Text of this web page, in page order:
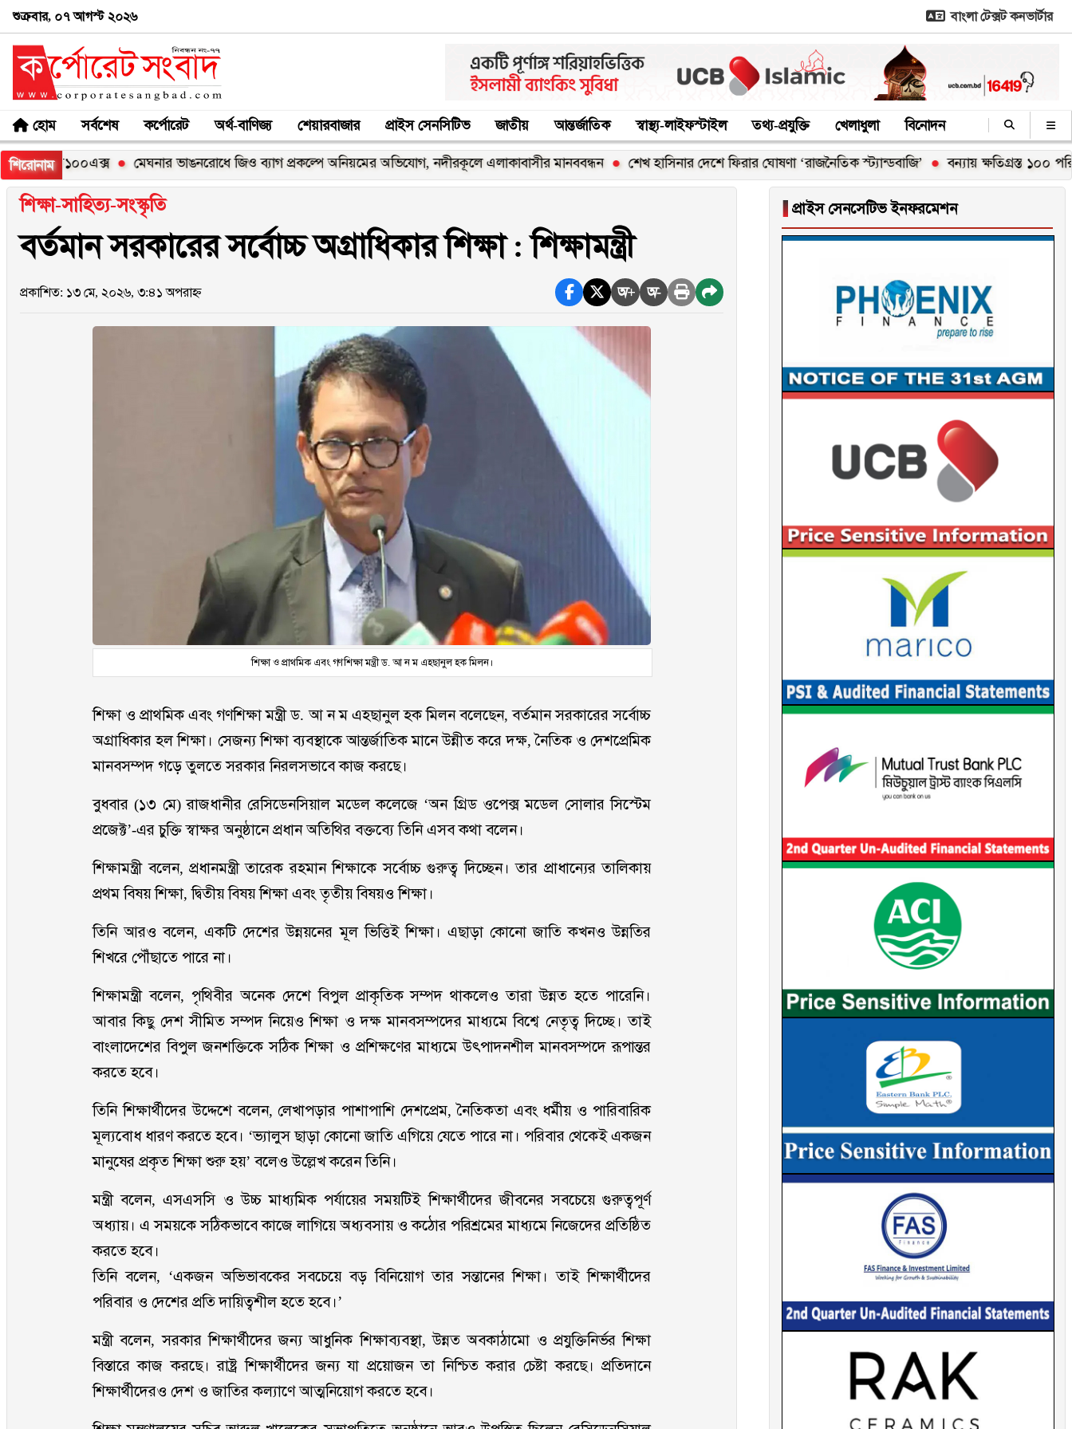
শুক্রবার, ০৭ আগস্ট ২০২৬ বাংলা টেক্সট কনভার্টার
হোম সর্বশেষ কর্পোরেট অর্থ-বাণিজ্য শেয়ারবাজার প্রাইস সেনসিটিভ জাতীয় আন্তর্জাতিক স্বাস্থ্য-লাইফস্টাইল তথ্য-প্রযুক্তি খেলাধুলা বিনোদন
শিরোনাম
সি১০০এক্স মেঘনার ভাঙনরোধে জিও ব্যাগ প্রকল্পে অনিয়মের অভিযোগ, নদীরকূলে এলাকাবাসীর মানববন্ধন শেখ হাসিনার দেশে ফিরার ঘোষণা ‘রাজনৈতিক স্ট্যান্ডবাজি’ বন্যায় ক্ষতিগ্রস্ত ১০০ পরিবারকে
শিক্ষা-সাহিত্য-সংস্কৃতি
বর্তমান সরকারের সর্বোচ্চ অগ্রাধিকার শিক্ষা : শিক্ষামন্ত্রী
প্রকাশিত: ১৩ মে, ২০২৬, ৩:৪১ অপরাহ্ন অ+ অ-
শিক্ষা ও প্রাথমিক এবং গণশিক্ষা মন্ত্রী ড. আ ন ম এহছানুল হক মিলন।
শিক্ষা ও প্রাথমিক এবং গণশিক্ষা মন্ত্রী ড. আ ন ম এহছানুল হক মিলন বলেছেন, বর্তমান সরকারের সর্বোচ্চ
অগ্রাধিকার হল শিক্ষা। সেজন্য শিক্ষা ব্যবস্থাকে আন্তর্জাতিক মানে উন্নীত করে দক্ষ, নৈতিক ও দেশপ্রেমিক
মানবসম্পদ গড়ে তুলতে সরকার নিরলসভাবে কাজ করছে।
বুধবার (১৩ মে) রাজধানীর রেসিডেনসিয়াল মডেল কলেজে ‘অন গ্রিড ওপেক্স মডেল সোলার সিস্টেম
প্রজেক্ট’-এর চুক্তি স্বাক্ষর অনুষ্ঠানে প্রধান অতিথির বক্তব্যে তিনি এসব কথা বলেন।
শিক্ষামন্ত্রী বলেন, প্রধানমন্ত্রী তারেক রহমান শিক্ষাকে সর্বোচ্চ গুরুত্ব দিচ্ছেন। তার প্রাধান্যের তালিকায়
প্রথম বিষয় শিক্ষা, দ্বিতীয় বিষয় শিক্ষা এবং তৃতীয় বিষয়ও শিক্ষা।
তিনি আরও বলেন, একটি দেশের উন্নয়নের মূল ভিত্তিই শিক্ষা। এছাড়া কোনো জাতি কখনও উন্নতির
শিখরে পৌঁছাতে পারে না।
শিক্ষামন্ত্রী বলেন, পৃথিবীর অনেক দেশে বিপুল প্রাকৃতিক সম্পদ থাকলেও তারা উন্নত হতে পারেনি।
আবার কিছু দেশ সীমিত সম্পদ নিয়েও শিক্ষা ও দক্ষ মানবসম্পদের মাধ্যমে বিশ্বে নেতৃত্ব দিচ্ছে। তাই
বাংলাদেশের বিপুল জনশক্তিকে সঠিক শিক্ষা ও প্রশিক্ষণের মাধ্যমে উৎপাদনশীল মানবসম্পদে রূপান্তর
করতে হবে।
তিনি শিক্ষার্থীদের উদ্দেশে বলেন, লেখাপড়ার পাশাপাশি দেশপ্রেম, নৈতিকতা এবং ধর্মীয় ও পারিবারিক
মূল্যবোধ ধারণ করতে হবে। ‘ভ্যালুস ছাড়া কোনো জাতি এগিয়ে যেতে পারে না। পরিবার থেকেই একজন
মানুষের প্রকৃত শিক্ষা শুরু হয়’ বলেও উল্লেখ করেন তিনি।
মন্ত্রী বলেন, এসএসসি ও উচ্চ মাধ্যমিক পর্যায়ের সময়টিই শিক্ষার্থীদের জীবনের সবচেয়ে গুরুত্বপূর্ণ
অধ্যায়। এ সময়কে সঠিকভাবে কাজে লাগিয়ে অধ্যবসায় ও কঠোর পরিশ্রমের মাধ্যমে নিজেদের প্রতিষ্ঠিত
করতে হবে।
তিনি বলেন, ‘একজন অভিভাবকের সবচেয়ে বড় বিনিয়োগ তার সন্তানের শিক্ষা। তাই শিক্ষার্থীদের
পরিবার ও দেশের প্রতি দায়িত্বশীল হতে হবে।’
মন্ত্রী বলেন, সরকার শিক্ষার্থীদের জন্য আধুনিক শিক্ষাব্যবস্থা, উন্নত অবকাঠামো ও প্রযুক্তিনির্ভর শিক্ষা
বিস্তারে কাজ করছে। রাষ্ট্র শিক্ষার্থীদের জন্য যা প্রয়োজন তা নিশ্চিত করার চেষ্টা করছে। প্রতিদানে
শিক্ষার্থীদেরও দেশ ও জাতির কল্যাণে আত্মনিয়োগ করতে হবে।
▐ প্রাইস সেনসেটিভ ইনফরমেশন